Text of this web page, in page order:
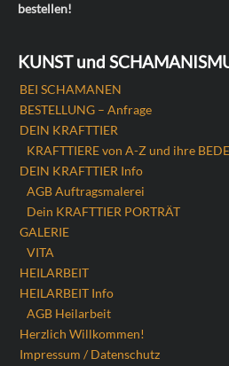
bestellen!
KUNST und
BEI SCHAMANEN
BESTELLUNG – Anfrage
DEIN KRAFTTIER
KRAFTTIERE von A-Z und ihre
DEIN KRAFTTIER Info
AGB Auftragsmalerei
Dein KRAFTTIER PORTRÄT
GALERIE
VITA
HEILARBEIT
HEILARBEIT Info
AGB Heilarbeit
Herzlich Willkommen!
Impressum / Datenschutz